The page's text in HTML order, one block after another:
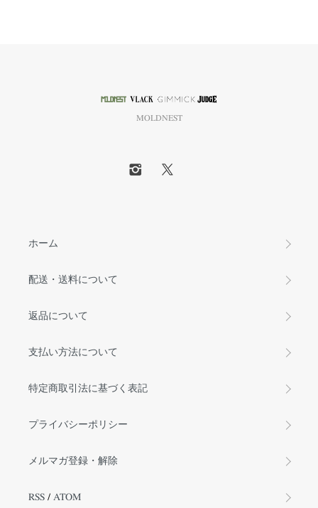
MOLDNEST
ホーム
配送・送料について
返品について
支払い方法について
特定商取引法に基づく表記
プライバシーポリシー
メルマガ登録・解除
RSS / ATOM